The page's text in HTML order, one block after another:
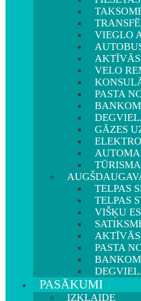
VIEGLO
VELO
PASTA
GĀZES
TELPAS
TELPAS
VIŠĶU
PASTA
PASĀKUMI
IZKLAIDE